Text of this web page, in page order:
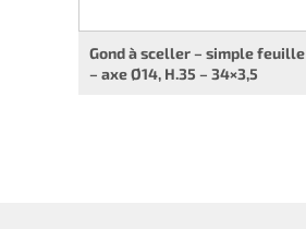
Gond à sceller – simple feuille
– axe Ø14, H.35 – 34×3,5